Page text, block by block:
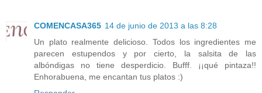
COMENCASA365 14 de junio de 2013 a las 8:28
Un plato realmente delicioso. Todos los ingredientes me
parecen estupendos y por cierto, la salsita de las
albóndigas no tiene desperdicio. Bufff. ¡¡qué pintaza!!
Enhorabuena, me encantan tus platos :)